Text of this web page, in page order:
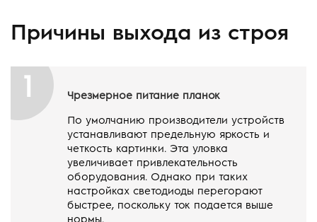
Причины выхода из строя
1
Чрезмерное питание планок
По умолчанию производители устройств
устанавливают предельную яркость и
четкость картинки. Эта уловка
увеличивает привлекательность
оборудования. Однако при таких
настройках светодиоды перегорают
быстрее, поскольку ток подается выше
нормы.